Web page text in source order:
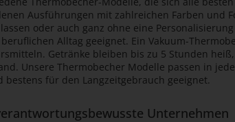
Ausführungen mit zahlreichen Farben und
oder auch ganz ohne eine
Alltag geeignet. Ein Vakuum-
Getränke bleiben bis zu 5 Stunden
Unsere Thermobecher Modelle passen in
für den Langzeitgebrauch geeignet.
Unternehmen